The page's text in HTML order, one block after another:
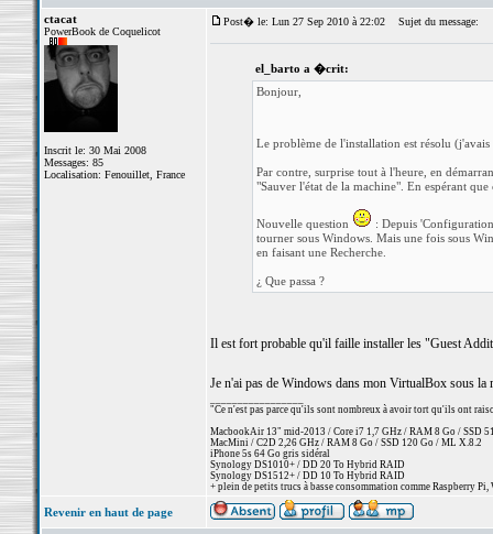
ctacat
PowerBook de Coquelicot
Inscrit le: 30 Mai 2008
Messages: 85
Localisation: Fenouillet, France
Post� le: Lun 27 Sep 2010 à 22:02 Sujet du message:
el_barto a �crit:
Bonjour,
Le problème de l'installation est résolu
Par contre, surprise tout à l'heure, en
"Sauver l'état de la machine". En espérant que
Nouvelle question
: Depuis
tourner sous Windows. Mais une fois sous
en faisant une Recherche.
¿ Que passa ?
Il est fort probable qu'il faille installer les "Guest
Je n'ai pas de Windows dans mon VirtualBox sous
"Ce n'est pas parce qu'ils sont nombreux à avoir tort qu'ils ont
MacbookAir 13" mid-2013 / Core i7 1,7 GHz / RAM 8 Go / SSD
MacMini / C2D 2,26 GHz / RAM 8 Go / SSD 120 Go / ML X.8.2
iPhone 5s 64 Go gris sidéral
Synology DS1010+ / DD 20 To Hybrid RAID
Synology DS1512+ / DD 10 To Hybrid RAID
+ plein de petits trucs à basse consommation comme Raspberry Pi,
Revenir en haut de page